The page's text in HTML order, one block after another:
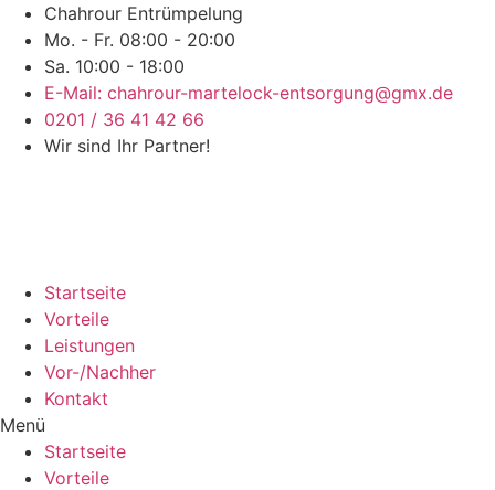
Chahrour Entrümpelung
Mo. - Fr. 08:00 - 20:00
Sa. 10:00 - 18:00
E-Mail: chahrour-martelock-entsorgung@gmx.de
0201 / 36 41 42 66
Wir sind Ihr Partner!
Startseite
Vorteile
Leistungen
Vor-/Nachher
Kontakt
Menü
Startseite
Vorteile